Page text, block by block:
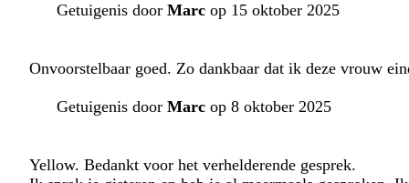
Getuigenis door Marc op 15 oktober 2025
Onvoorstelbaar goed. Zo dankbaar dat ik deze vrouw
Getuigenis door Marc op 8 oktober 2025
Yellow. Bedankt voor het verhelderende gesprek.